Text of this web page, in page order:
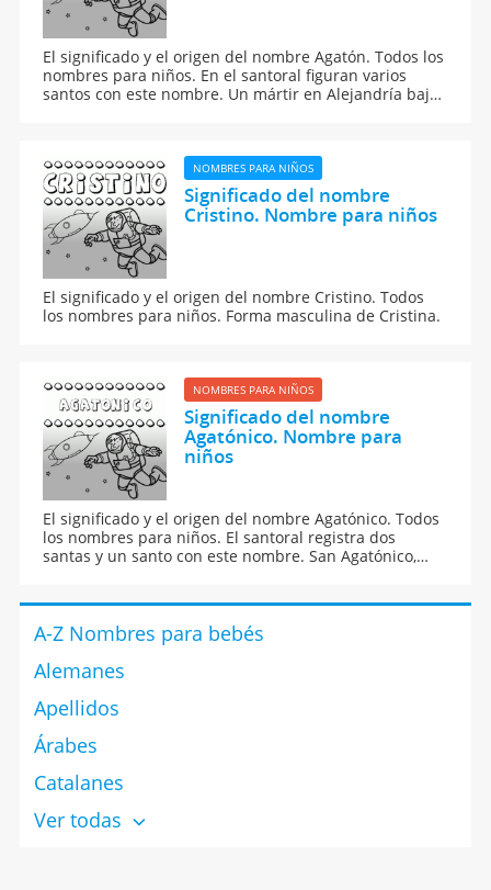
El significado y el origen del nombre Agatón. Todos los
nombres para niños. En el santoral figuran varios
santos con este nombre. Un mártir en Alejandría bajo
NOMBRES PARA NIÑOS
Significado del nombre
Cristino. Nombre para niños
El significado y el origen del nombre Cristino. Todos
los nombres para niños. Forma masculina de Cristina.
NOMBRES PARA NIÑOS
Significado del nombre
Agatónico. Nombre para
niños
El significado y el origen del nombre Agatónico. Todos
los nombres para niños. El santoral registra dos
santas y un santo con este nombre. San Agatónico,
Cartago.
A-Z Nombres para bebés
Alemanes
Apellidos
Árabes
Catalanes
Ver todas